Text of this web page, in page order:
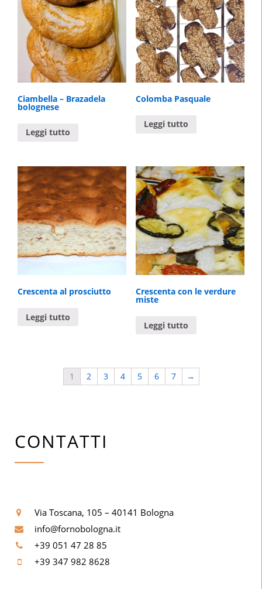
Ciambella – Brazadela
bolognese
Leggi tutto
Colomba Pasquale
Leggi tutto
Crescenta al prosciutto
Leggi tutto
Crescenta con le verdure
miste
Leggi tutto
1 2 3 4 5 6 7 →
CONTATTI
Via Toscana, 105 – 40141 Bologna
info@fornobologna.it
+39 051 47 28 85
+39 347 982 8628